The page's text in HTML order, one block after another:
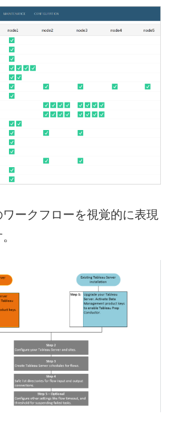
ークフローを視覚的に表現